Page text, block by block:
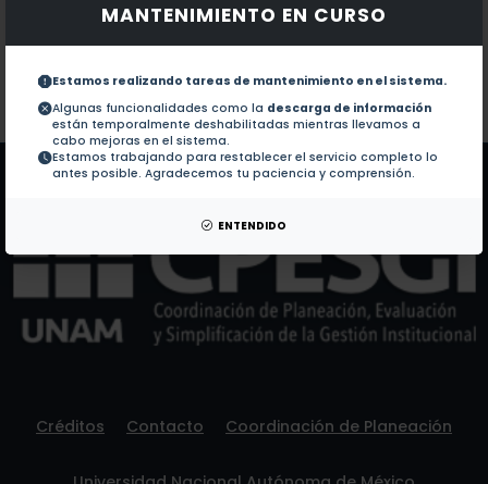
MANTENIMIENTO EN CURSO
Estamos realizando tareas de mantenimiento en el sistema.
Algunas funcionalidades como la descarga de información
están temporalmente deshabilitadas mientras llevamos a
cabo mejoras en el sistema.
Estamos trabajando para restablecer el servicio completo lo
antes posible. Agradecemos tu paciencia y comprensión.
ENTENDIDO
Documentos en revistas:
Colaboraciones en Tesis:
Patentes: No hay patentes de este autor.
Créditos Contacto Coordinación de Planeación